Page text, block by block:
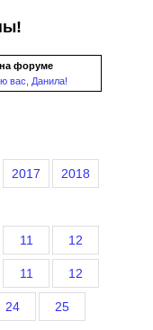
форуме
вас, Данила!
2017 2018
11 12
11 12
24 25